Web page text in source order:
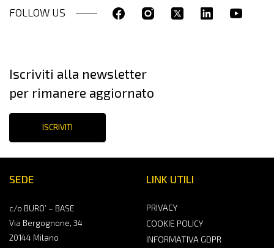
FOLLOW US
SEDE
c/o BURO’ – BASE
Via Bergognone, 34
20144 Milano
LINK UTILI
PRIVACY
COOKIE POLICY
INFORMATIVA GDPR
Iscriviti alla newsletter
per rimanere aggiornato
ISCRIVITI